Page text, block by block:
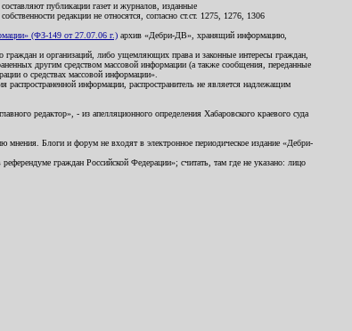
публикации газет и журналов, изданные
редакции не относятся, согласно ст.ст. 1275, 1276, 1306
(ФЗ-149 от 27.07.06 г.) архив «Дебри-ДВ», хранящий информацию,
граждан и организаций, либо ущемляющих права и законные интересы граждан,
другим средством массовой информации (а также сообщения, переданные
о средствах массовой информации».
информации, распространитель не является надлежащим
редактор», - из апелляционного определения Хабаровского краевого суда
мнения. Блоги и форум не входят в электронное периодическое издание «Дебри-
граждан Российской Федерации»; считать, там где не указано: лицо